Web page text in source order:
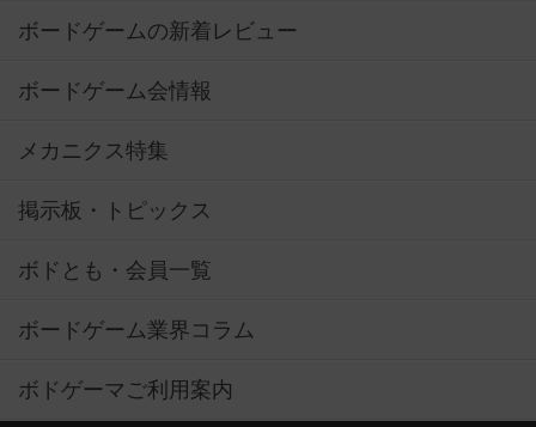
ボードゲームの新着レビュー
ボードゲーム会情報
メカニクス特集
掲示板・トピックス
ボドとも・会員一覧
ボードゲーム業界コラム
ボドゲーマご利用案内